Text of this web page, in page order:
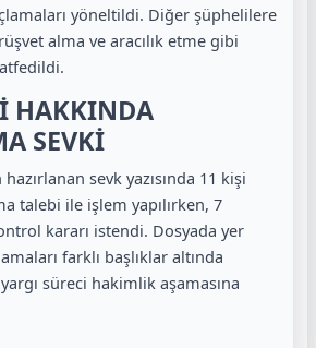
yöneltildi. Diğer şüphelilere
alma ve aracılık etme gibi
HAKKINDA
SEVKİ
hazırlanan sevk yazısında 11 kişi
talebi ile işlem yapılırken, 7
kararı istendi. Dosyada yer
farklı başlıklar altında
süreci hakimlik aşamasına